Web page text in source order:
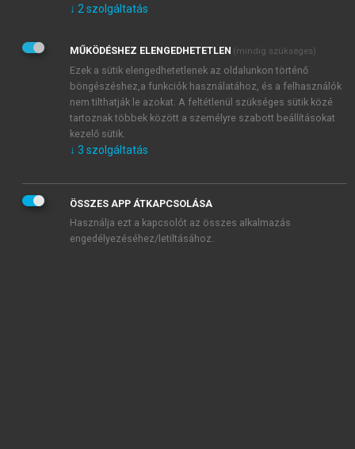
Kérek értesítést az Akadémiai Kiadó Zrt. újdonságairól,
Adatkezelési tájékoztatóbanfoglaltakat tudomásul
veszem és elfogadom.
Általános vásárlási feltételeket, valamint a szotar.netés a
mersz.huoldalak licencszerződéseiben foglaltakat
tudomásul veszem és elfogadom.
KIPRÓBÁLOM
↓ 2 szolgáltatás
MŰKÖDÉSHEZ ELENGEDHETETLEN (mindig szükséges)
Ezek a sütik elengedhetetlenek az oldalunkon történő
böngészéshez,a funkciók használatához, és a felhasználók
nem tilthatják le azokat. A feltétlenül szükséges sütik közé
tartoznak többek között a személyre szabott beállításokat
kezelő sütik.
↓ 3 szolgáltatás
ÖSSZES APP ÁTKAPCSOLÁSA
Használja ezt a kapcsolót az összes alkalmazás
engedélyezéséhez/letiltásához.